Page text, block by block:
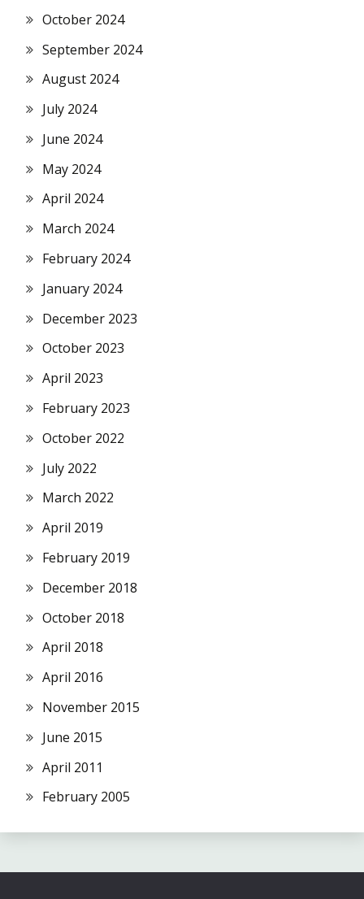
October 2024
September 2024
August 2024
July 2024
June 2024
May 2024
April 2024
March 2024
February 2024
January 2024
December 2023
October 2023
April 2023
February 2023
October 2022
July 2022
March 2022
April 2019
February 2019
December 2018
October 2018
April 2018
April 2016
November 2015
June 2015
April 2011
February 2005